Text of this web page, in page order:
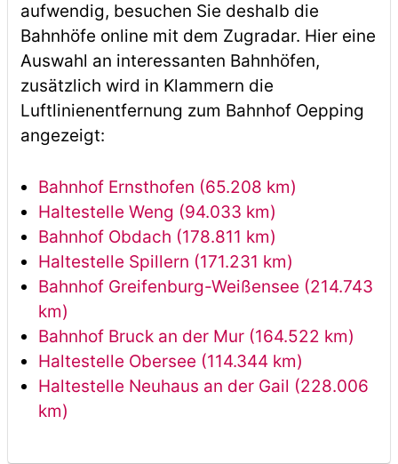
aufwendig, besuchen Sie deshalb die
Bahnhöfe online mit dem Zugradar. Hier eine
Auswahl an interessanten Bahnhöfen,
zusätzlich wird in Klammern die
Luftlinienentfernung zum Bahnhof Oepping
angezeigt:
Bahnhof Ernsthofen (65.208 km)
Haltestelle Weng (94.033 km)
Bahnhof Obdach (178.811 km)
Haltestelle Spillern (171.231 km)
Bahnhof Greifenburg-Weißensee (214.743
km)
Bahnhof Bruck an der Mur (164.522 km)
Haltestelle Obersee (114.344 km)
Haltestelle Neuhaus an der Gail (228.006
km)